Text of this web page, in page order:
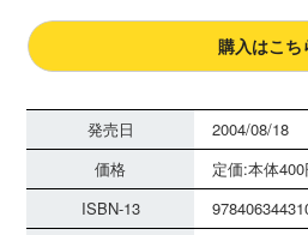
購入はこち
発売日
2004/08/18
価格
定価:本体
ISBN-13